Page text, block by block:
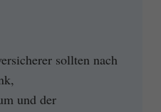
sollten nach
und der